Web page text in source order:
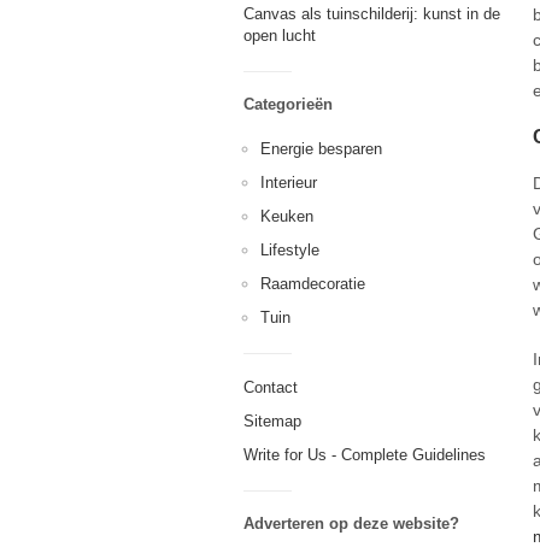
Canvas als tuinschilderij: kunst in de
open lucht
Categorieën
Energie besparen
Interieur
Keuken
Lifestyle
Raamdecoratie
Tuin
Contact
Sitemap
Write for Us - Complete Guidelines
Adverteren op deze website?